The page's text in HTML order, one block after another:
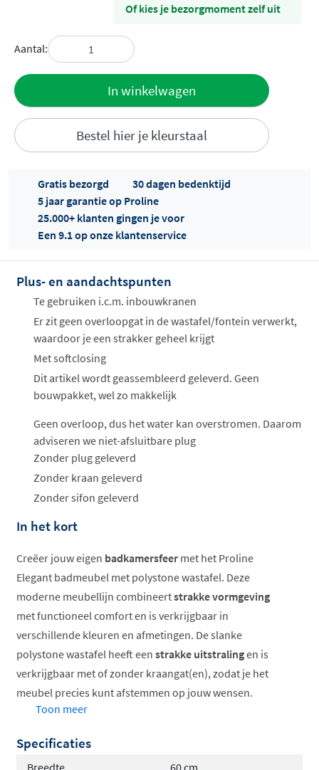
Of kies je bezorgmoment zelf uit
Aantal:
In winkelwagen
Bestel hier je kleurstaal
Offertes
Gratis bezorgd
30 dagen bedenktijd
5 jaar garantie op Proline
25.000+ klanten gingen je voor
Een 9.1 op onze klantenservice
Plus- en aandachtspunten
Te gebruiken i.c.m. inbouwkranen
Er zit geen overloopgat in de wastafel/fontein verwerkt,
waardoor je een strakker geheel krijgt
Met softclosing
Dit artikel wordt geassembleerd geleverd. Geen
bouwpakket, wel zo makkelijk
Geen overloop, dus het water kan overstromen. Daarom
adviseren we niet-afsluitbare plug
Zonder plug geleverd
Zonder kraan geleverd
Zonder sifon geleverd
In het kort
Creëer jouw eigen badkamersfeer met het Proline
Elegant badmeubel met polystone wastafel. Deze
moderne meubellijn combineertstrakke vormgeving
met functioneel comfort en is verkrijgbaar in
verschillende kleuren en afmetingen. De slanke
polystone wastafel heeft een strakke uitstralingen is
verkrijgbaar met of zonder kraangat(en), zodat je het
meubel precies kunt afstemmen op jouw wensen.
Verkrijgbaar in diverse kleuren
Keuze uit symmetrisch of a-symmetrisch
Toon meer
Specificaties